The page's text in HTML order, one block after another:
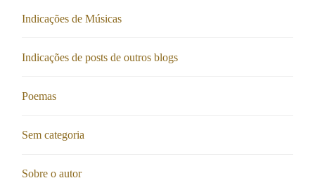
Indicações de Músicas
Indicações de posts de outros blogs
Poemas
Sem categoria
Sobre o autor